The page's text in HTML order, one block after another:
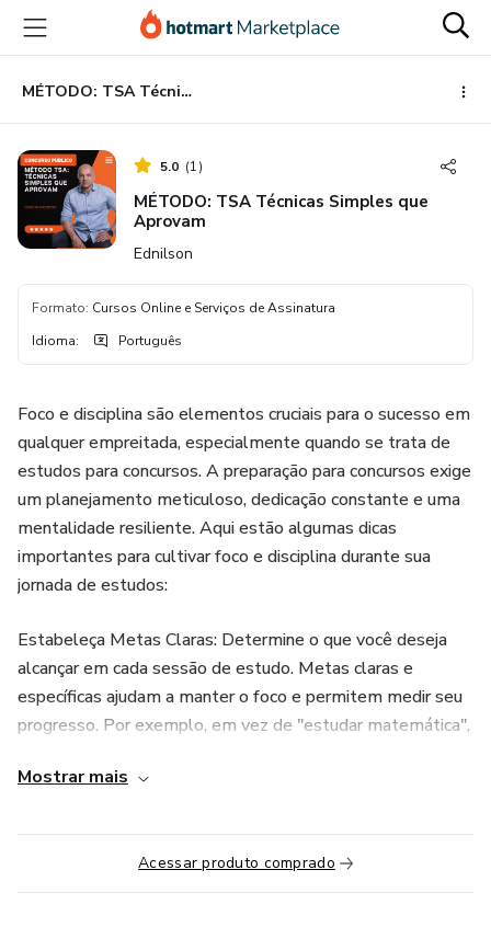
para
conteúdo
principal
para
pagamento
para
rodapé
MÉTODO: TSA Técnicas Simples que Aprovam
5.0 (1)
MÉTODO: TSA Técnicas Simples que
Aprovam
Ednilson
Formato: Cursos Online e Serviços de Assinatura
Idioma: Português
Foco e disciplina são elementos cruciais para o sucesso em
qualquer empreitada, especialmente quando se trata de
estudos para concursos. A preparação para concursos exige
um planejamento meticuloso, dedicação constante e uma
mentalidade resiliente. Aqui estão algumas dicas
importantes para cultivar foco e disciplina durante sua
jornada de estudos:
Estabeleça Metas Claras: Determine o que você deseja
alcançar em cada sessão de estudo. Metas claras e
específicas ajudam a manter o foco e permitem medir seu
progresso. Por exemplo, em vez de "estudar matemática",
estruturado é essencial para a disciplina. Distribua suas
horas de estudo de forma equilibrada entre todas as
matérias e inclua intervalos regulares para evitar a
Mostrar mais
Acessar produto comprado